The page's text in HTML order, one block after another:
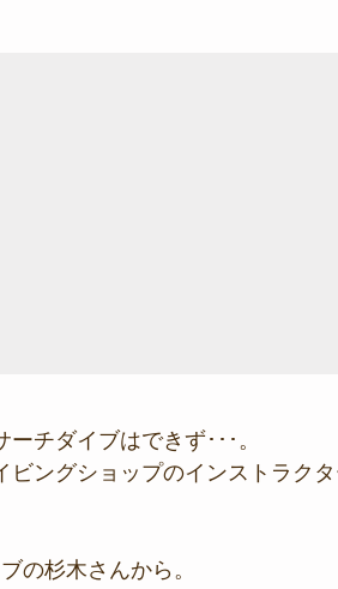
チダイブはできず･･･。
ビングショップのインストラク
の杉木さんから。